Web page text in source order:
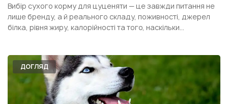
Вибір сухого корму для цуценяти — це завжди питання не
лише бренду, а й реального складу, поживності, джерел
білка, рівня жиру, калорійності та того, наскільки
одного сегмента — Acana Puppy Recipe і Orijen Pupp...
ДОГЛЯД